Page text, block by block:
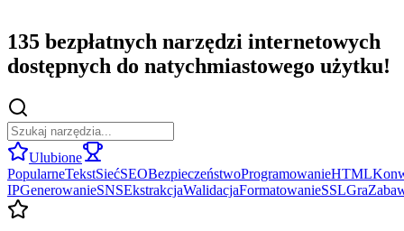
135 bezpłatnych narzędzi internetowych
dostępnych do natychmiastowego użytku!
Ulubione
PopularneTekstSiećSEOBezpieczeństwoProgramowanieHTML
IPGenerowanieSNSEkstrakcjaWalidacjaFormatowanieSSLGra